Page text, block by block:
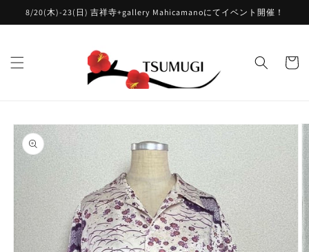
ンツに
進む
8/20(木)-23(日) 吉祥寺+gallery Mahicamanoにてイベント開催！
ー
商品情
報にス
キップ